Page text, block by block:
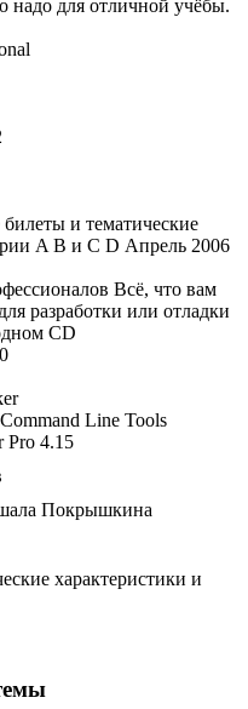
надо для отличной учёбы.
и тематические
A B и C D Апрель 2006
Всё, что вам
разработки или отладки
CD
Line Tools
Pro 4.15
Покрышкина
характеристики и